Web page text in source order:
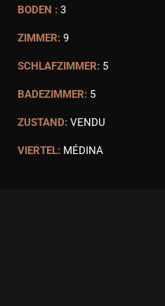
BODEN : 3
ZIMMER: 9
SCHLAFZIMMER: 5
BADEZIMMER: 5
ZUSTAND: VENDU
VIERTEL: MÉDINA